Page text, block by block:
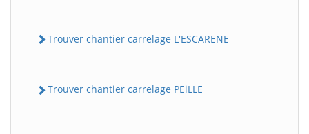
Trouver chantier carrelage L'ESCARENE
Trouver chantier carrelage PEiLLE